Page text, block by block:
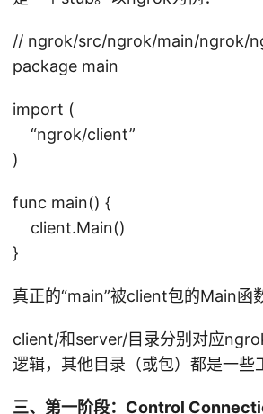
/
n
r
k
// ngrok/src/ngrok/main/ngrok/
package main
import (
“ngrok/client”
)
func main() {
client.Main()
}
真正的“main”被client包的Main函
client/和server/目录分别对应
逻辑，其他目录（或包）都是一些
三、第一阶段：Control